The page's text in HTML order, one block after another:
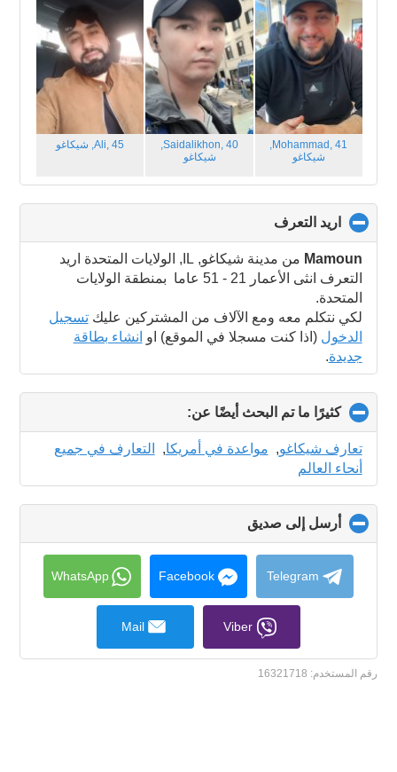
Mohammad, 41,
شيكاغو
Saidalikhon, 40,
شيكاغو
Ali, 45, شيكاغو
اريد التعرف
to
collapse
contents
Mamoun
من مدينة شيكاغو, IL, الولايات المتحدة اريد
التعرف انثى الأعمار 21 - 51 عاما بمنطقة الولايات
المتحدة.
لكي نتكلم معه ومع الآلاف من المشتركين عليكتسجيل
الدخول (اذا كنت مسجلا في الموقع) او انشاء بطاقة
جديدة.
كثيرًا ما تم البحث أيضًا عن:
to
collapse
تعارف شيكاغو, مواعدة في أمريكا,
التعارف في جميع
أنحاء العالم
أرسل إلى صديق
to
collapse
contents
Telegram
Facebook
WhatsApp
Viber
Mail
رقم المستخدم: 16321718